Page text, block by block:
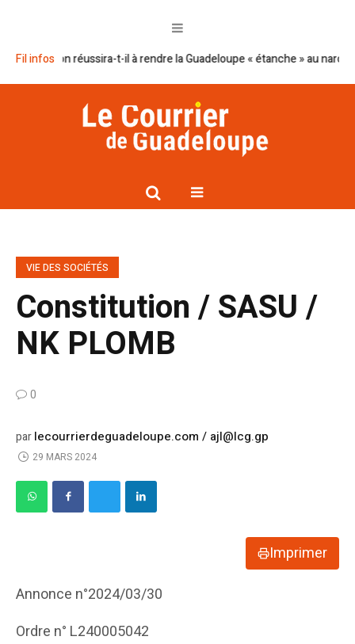
Fil infos
Macron réussira-t-il à rendre la Guadeloupe « étanche » au
VIE DES SOCIÉTÉS
Constitution / SASU /
NK PLOMB
0
parlecourrierdeguadeloupe.com / ajl@lcg.gp
29 MARS 2024
Imprimer
Annonce n°2024/03/30
Ordre n° L240005042